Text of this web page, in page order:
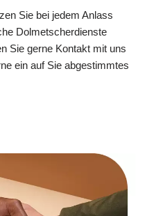
Sie bei jedem Anlass
Dolmetscherdienste
Sie gerne Kontakt mit uns
ein auf Sie abgestimmtes